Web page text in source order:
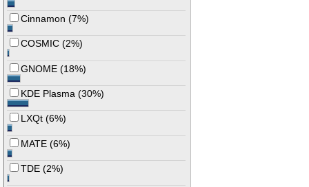
Cinnamon (7%)
COSMIC (2%)
GNOME (18%)
KDE Plasma (30%)
LXQt (6%)
MATE (6%)
TDE (2%)